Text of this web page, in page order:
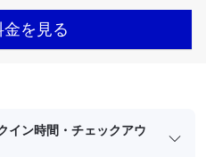
を見る
ン時間・チェックアウ